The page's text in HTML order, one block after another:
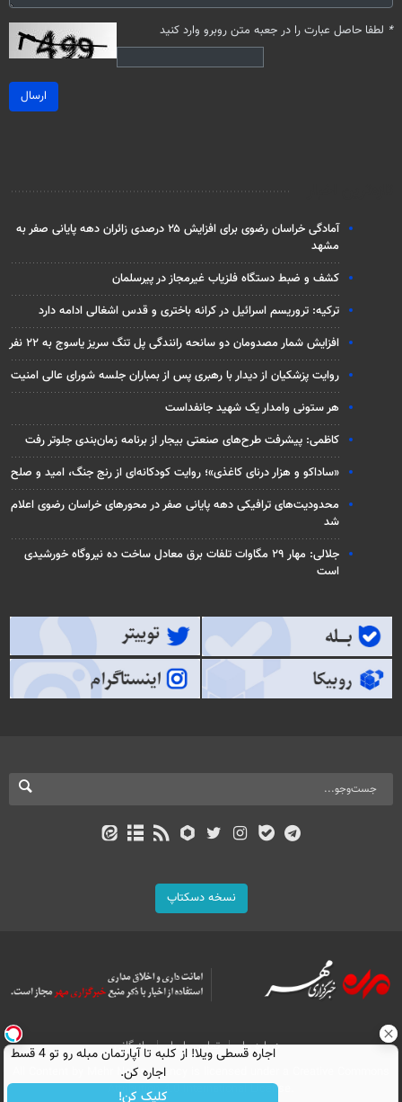
* لطفا حاصل عبارت را در جعبه متن روبرو وارد کنید
ارسال
آمادگی خراسان رضوی برای افزایش ۲۵ درصدی زائران دهه پایانی صفر به
مشهد
کشف و ضبط دستگاه فلزیاب غیرمجاز در پیرسلمان
ترکیه: تروریسم اسرائیل در کرانه باختری و قدس اشغالی ادامه دارد
افزایش شمار مصدومان دو سانحه رانندگی پل تنگ سریز یاسوج به ۲۲ نفر
روایت پزشکیان از دیدار با رهبری پس از بمباران جلسه شورای عالی امنیت
هر ستونی وامدار یک شهید جانفداست
کاظمی: پیشرفت طرح‌های صنعتی بیجار از برنامه زمان‌بندی جلوتر رفت
«ساداکو و هزار درنای کاغذی»؛ روایت کودکانه‌ای از رنج جنگ، امید و صلح
محدودیت‌های ترافیکی دهه پایانی صفر در محورهای خراسان رضوی اعلام
شد
جلالی: مهار ۲۹ مگاوات تلفات برق معادل ساخت ده نیروگاه خورشیدی
است
نسخه دسکتاپ
درباره ما تماس با ما
بازرگانی
All Content by Mehr News Agency is licensed under a Creative Commons
Attribution 4.0 International License.
اجاره‌ قسطی ویلا! از کلبه تا آپارتمان مبله رو تو 4 قسط
اجاره کن.
کلیک کن!